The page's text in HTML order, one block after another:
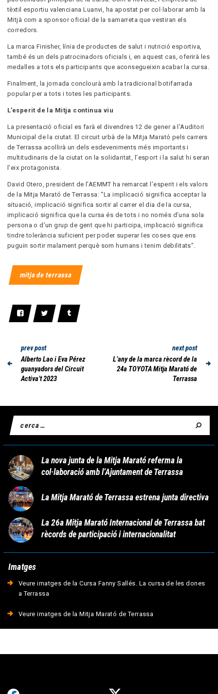
tèxtil esportiu valenciana Luanvi, ha apostat per col·laborar amb la
Mitjà com a sponsor oficial de la samarreta que vestiran els
corredors.
La marca Finisher, línia de productes de salut i nutrició esportiva,
també és un dels patrocinadors oficials i, en aquest cas, oferirà les
medalles a tots els participants que aconsegueixin acabar la cursa.
Finalment, la jornada conclourà amb la tradicional botifarrada
popular per a tots i totes les participants.
L’esperit de la Mitja continua viu
La presentació oficial es farà el divendres 12 de gener a l’Auditori
Municipal de la ciutat. El circuit urbà de la Mitja Marató pels carrers
de Terrassa acollirà un dels esdeveniments més importants i
multitudinaris de la ciutat on la solidaritat, l’esport i la salut hi seran
l’eix protagonista.
David Otero, president de l’AEMMT ha remarcat l’esperit i els valors
de la Mitja Marató de Terrassa: “La implicació significa acceptar la
situació, implicació significa sortir al carrer el dia de la cursa,
implicació significa que la cursa és de tots i no només d’una sola
persona o d’un grup de gent que hi participa, implicació significa
tindre tolerància suficient per poder superar les coses que ens
puguin sortir malament perquè som humans i tenim debilitats”.
mitja de terrassa
prev post
Alberto Lao i Eva Pérez
guanyadors del Circuit
Activa’t 2023
next post
L’any de la marca rècord de la
24a TOYOTA Mitja Marató de
Terrassa
La nova junta de la Mitja Marató referma la
col·laboració amb l’Ajuntament de Terrassa
La Mitja Marató de Terrassa estrena junta directiva
La 26a Mitja Marató Internacional de Terrassa bat
rècords de participació i internacionalitat
Imatges
Veure imatges de la Cursa Fanny Sallés. La cursa de les dones
a Terrassa
Veure imatges de la Mitja Marató de Terrassa